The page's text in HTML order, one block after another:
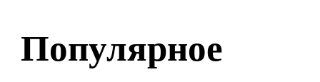
Популярное